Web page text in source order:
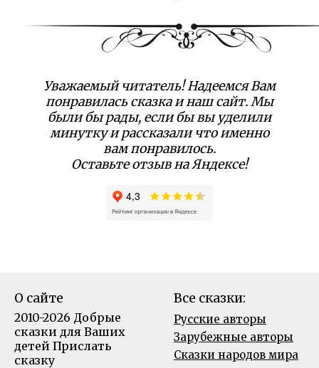
Уважаемый читатель! Надеемся Вам
понравилась сказка и наш сайт. Мы
были бы рады, если бы вы уделили
минутку и рассказали что именно
вам понравилось.
Оставьте отзыв на Яндексе!
О сайте
2010-2026 Добрые
сказки для Ваших
детей Прислать
сказку
Все сказки:
Русские авторы
Зарубежные авторы
Сказки народов мира